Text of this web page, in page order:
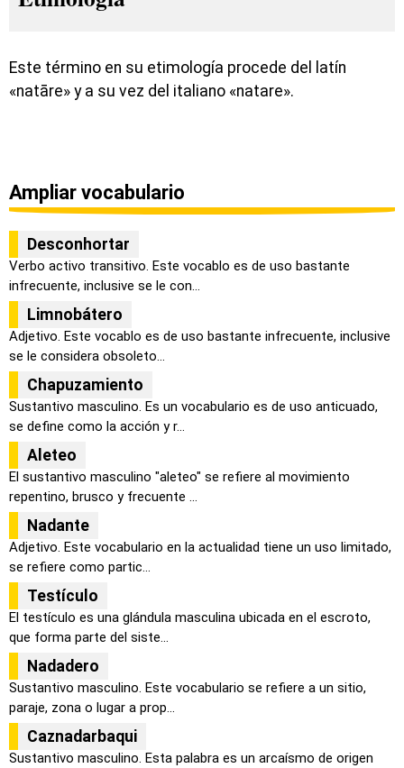
Este término en su etimología procede del latín
«natāre» y a su vez del italiano «natare».
Ampliar vocabulario
Desconhortar
Verbo activo transitivo. Este vocablo es de uso bastante
infrecuente, inclusive se le con...
Limnobátero
Adjetivo. Este vocablo es de uso bastante infrecuente, inclusive
se le considera obsoleto...
Chapuzamiento
Sustantivo masculino. Es un vocabulario es de uso anticuado,
se define como la acción y r...
Aleteo
El sustantivo masculino "aleteo" se refiere al movimiento
repentino, brusco y frecuente ...
Nadante
Adjetivo. Este vocabulario en la actualidad tiene un uso limitado,
se refiere como partic...
Testículo
El testículo es una glándula masculina ubicada en el escroto,
que forma parte del siste...
Nadadero
Sustantivo masculino. Este vocabulario se refiere a un sitio,
paraje, zona o lugar a prop...
Caznadarbaqui
Sustantivo masculino. Esta palabra es un arcaísmo de origen